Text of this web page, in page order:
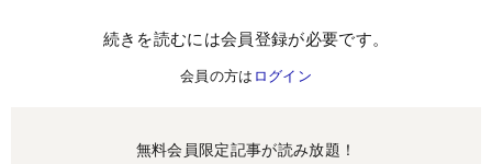
続きを読むには会員登録が必要です。
会員の方は ログイン
無料会員限定記事が読み放題！